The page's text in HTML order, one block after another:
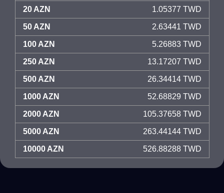
20 AZN 1.05377 TWD
50 AZN 2.63441 TWD
100 AZN 5.26883 TWD
250 AZN 13.17207 TWD
500 AZN 26.34414 TWD
1000 AZN 52.68829 TWD
2000 AZN 105.37658 TWD
5000 AZN 263.44144 TWD
10000 AZN 526.88288 TWD